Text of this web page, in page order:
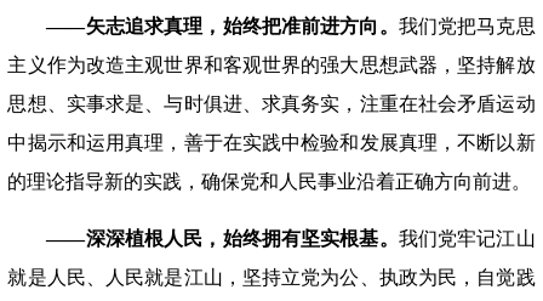
——矢志追求真理，始终把准前进方向。 我们党把马克思
主义作为改造主观世界和客观世界的强大思想武器，坚持解放
思想、实事求是、与时俱进、求真务实，注重在社会矛盾运动
中揭示和运用真理，善于在实践中检验和发展真理，不断以新
的理论指导新的实践，确保党和人民事业沿着正确方向前进。
——深深植根人民，始终拥有坚实根基。 我们党牢记江山
就是人民、人民就是江山，坚持立党为公、执政为民，自觉践